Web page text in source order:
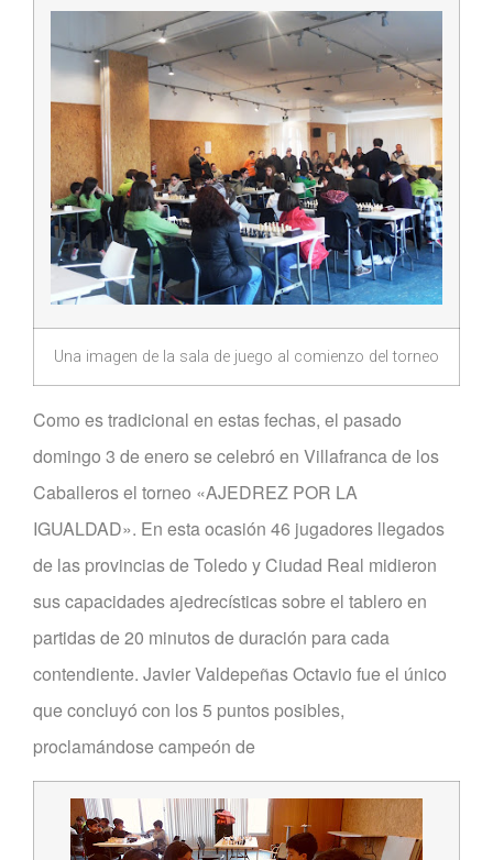
Una imagen de la sala de juego al comienzo del torneo
Como es tradicional en estas fechas, el pasado
domingo 3 de enero se celebró en Villafranca de los
Caballeros el torneo «AJEDREZ POR LA
IGUALDAD». En esta ocasión 46 jugadores llegados
de las provincias de Toledo y Ciudad Real midieron
sus capacidades ajedrecísticas sobre el tablero en
partidas de 20 minutos de duración para cada
contendiente. Javier Valdepeñas Octavio fue el único
que concluyó con los 5 puntos posibles,
proclamándose campeón de